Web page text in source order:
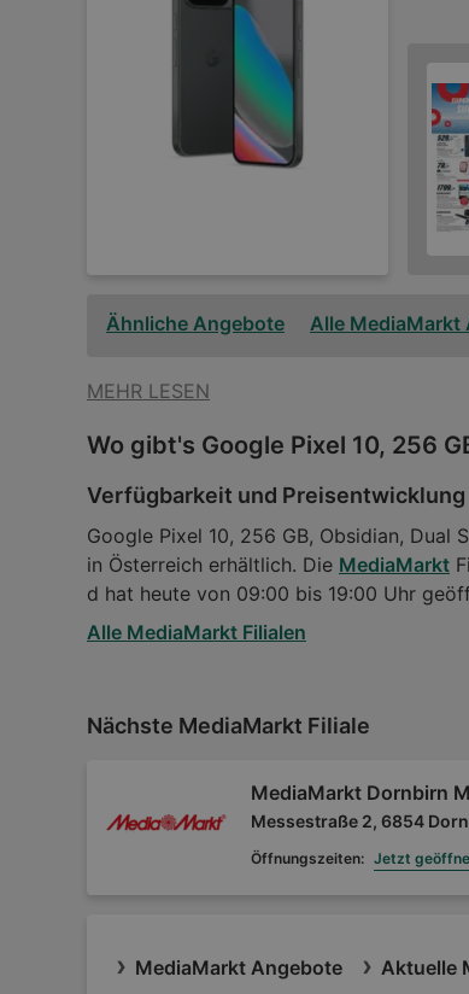
Ähnliche Angebote Alle MediaMarkt
MEHR LESEN
Wo gibt's Google Pixel 10, 256
Verfügbarkeit und Preisentwicklung
Google Pixel 10, 256 GB, Obsidian,
in Österreich erhältlich. Die MediaMarkt
d hat heute von 09:00 bis 19:00 Uhr
Alle MediaMarkt Filialen
Nächste MediaMarkt Filiale
MediaMarkt Dornbirn
Messestraße 2, 6854
Öffnungszeiten: Jetzt
MediaMarkt Angebote Aktuelle